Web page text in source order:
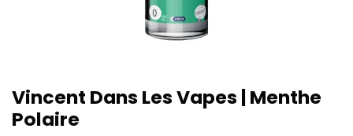
Vincent Dans Les Vapes | Menthe
Polaire